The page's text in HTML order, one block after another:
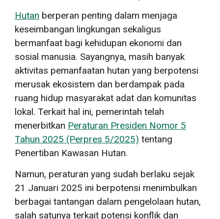
Hutan berperan penting dalam menjaga
keseimbangan lingkungan sekaligus
bermanfaat bagi kehidupan ekonomi dan
sosial manusia. Sayangnya, masih banyak
aktivitas pemanfaatan hutan yang berpotensi
merusak ekosistem dan berdampak pada
ruang hidup masyarakat adat dan komunitas
lokal. Terkait hal ini, pemerintah telah
menerbitkan Peraturan Presiden Nomor 5
Tahun 2025 (Perpres 5/2025) tentang
Penertiban Kawasan Hutan.
Namun, peraturan yang sudah berlaku sejak
21 Januari 2025 ini berpotensi menimbulkan
berbagai tantangan dalam pengelolaan hutan,
salah satunya terkait potensi konflik dan